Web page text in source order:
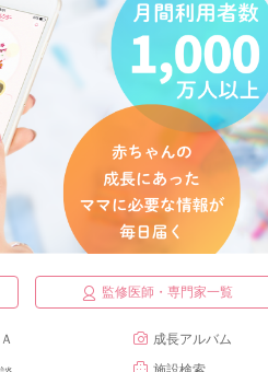
監修医師・専門家一覧
成長アルバム